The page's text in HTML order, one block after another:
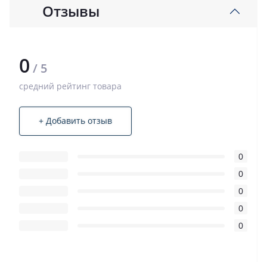
Отзывы
0 / 5
средний рейтинг товара
+ Добавить отзыв
0
0
0
0
0